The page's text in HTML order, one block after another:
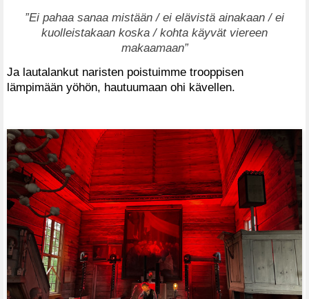
”Ei pahaa sanaa mistään / ei elävistä ainakaan / ei
kuolleistakaan koska / kohta käyvät viereen
makaamaan”
Ja lautalankut naristen poistuimme trooppisen
lämpimään yöhön, hautuumaan ohi kävellen.